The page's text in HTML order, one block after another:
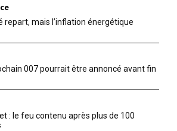
repart, mais l’inflation énergétique
007 pourrait être annoncé avant fin
: le feu contenu après plus de 100